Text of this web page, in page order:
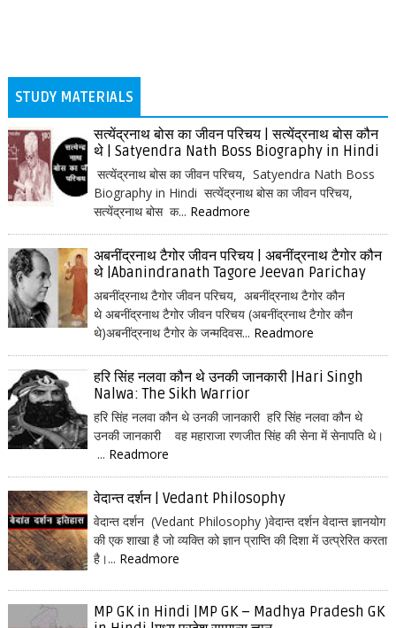
STUDY MATERIALS
सत्येंद्रनाथ बोस का जीवन परिचय | सत्येंद्रनाथ बोस कौन
थे | Satyendra Nath Boss Biography in Hindi
सत्येंद्रनाथ बोस का जीवन परिचय, Satyendra Nath Boss
Biography in Hindi सत्येंद्रनाथ बोस का जीवन परिचय,
सत्येंद्रनाथ बोस क... Readmore
अबनींद्रनाथ टैगोर जीवन परिचय | अबनींद्रनाथ टैगोर कौन
थे |Abanindranath Tagore Jeevan Parichay
अबनींद्रनाथ टैगोर जीवन परिचय, अबनींद्रनाथ टैगोर कौन
थे अबनींद्रनाथ टैगोर जीवन परिचय (अबनींद्रनाथ टैगोर कौन
थे)अबनींद्रनाथ टैगोर के जन्मदिवस... Readmore
हरि सिंह नलवा कौन थे उनकी जानकारी |Hari Singh
Nalwa: The Sikh Warrior
हरि सिंह नलवा कौन थे उनकी जानकारी हरि सिंह नलवा कौन थे
उनकी जानकारी वह महाराजा रणजीत सिंह की सेना में सेनापति थे।
... Readmore
वेदान्त दर्शन | Vedant Philosophy
वेदान्त दर्शन (Vedant Philosophy )वेदान्त दर्शन वेदान्त ज्ञानयोग
की एक शाखा है जो व्यक्ति को ज्ञान प्राप्ति की दिशा में उत्प्रेरित करता
है।... Readmore
MP GK in Hindi |MP GK – Madhya Pradesh GK